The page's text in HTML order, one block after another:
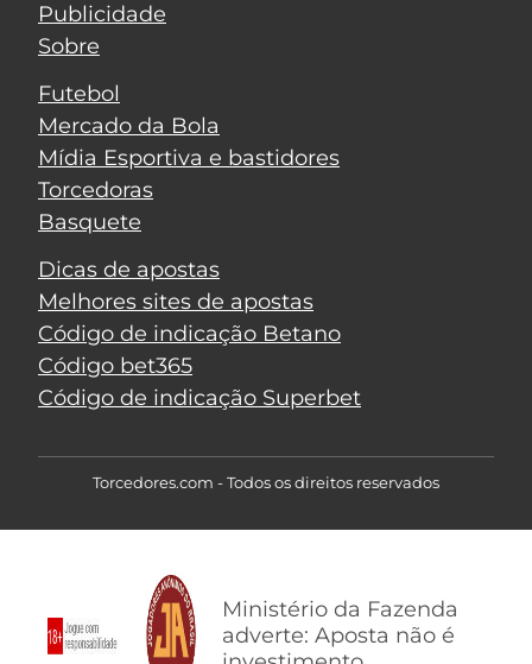
Publicidade
Sobre
Futebol
Mercado da Bola
Mídia Esportiva e bastidores
Torcedoras
Basquete
Dicas de apostas
Melhores sites de apostas
Código de indicação Betano
Código bet365
Código de indicação Superbet
Torcedores.com - Todos os direitos reservados
Ministério da Fazenda
adverte: Aposta não é